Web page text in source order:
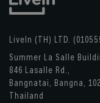
LiveIn (TH) LTD.
Summer La Salle
846 Lasalle Rd.,
Bangnatai, Bangna,
Thailand